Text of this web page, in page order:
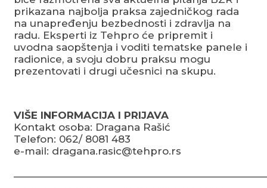
prikazana najbolja praksa zajedničkog rada
na unapređenju bezbednosti i zdravlja na
radu. Eksperti iz Tehpro će pripremit i
uvodna saopštenja i voditi tematske panele i
radionice, a svoju dobru praksu mogu
prezentovati i drugi učesnici na skupu.
VIŠE INFORMACIJA I PRIJAVA
Kontakt osoba: Dragana Rašić
Telefon: 062/ 8081 483
e-mail: dragana.rasic@tehpro.rs